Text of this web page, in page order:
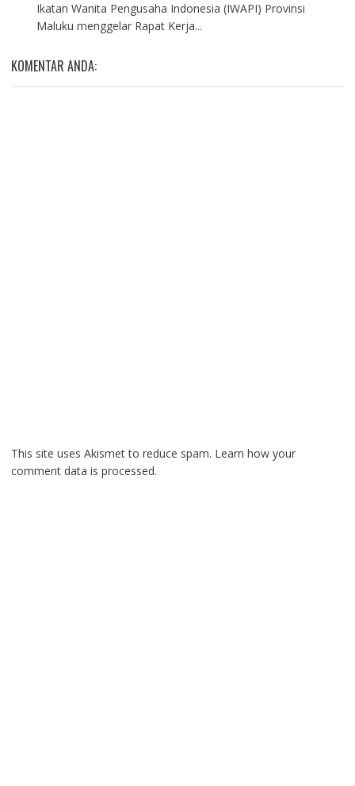
Ikatan Wanita Pengusaha Indonesia (IWAPI) Provinsi
Maluku menggelar Rapat Kerja...
KOMENTAR ANDA:
This site uses Akismet to reduce spam. Learn how your
comment data is processed.